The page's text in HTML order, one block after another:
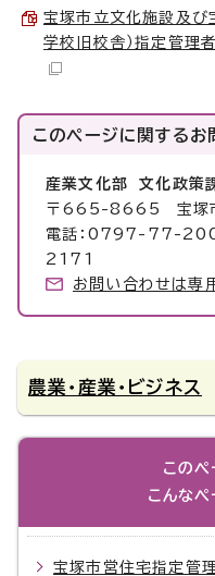
宝塚市立文化施設及び
学校旧校舎）指定管
このページに関するお
産業文化部 文化政策
〒665-8665 宝塚
電話：0797-77-
2171
お問い合わせは専
農業・産業・ビジネス
このペ
こんなペ
宝塚市営住宅指定管